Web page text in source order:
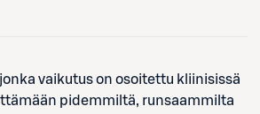
vaikutus on osoitettu kliinisissä
pidemmiltä, runsaammilta